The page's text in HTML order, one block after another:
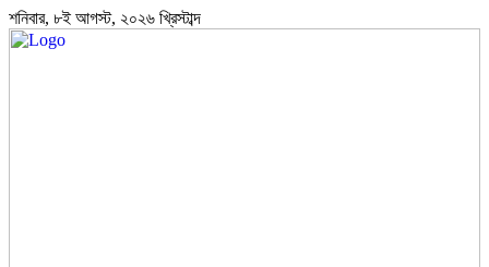
শনিবার, ৮ই আগস্ট, ২০২৬ খ্রিস্টাব্দ